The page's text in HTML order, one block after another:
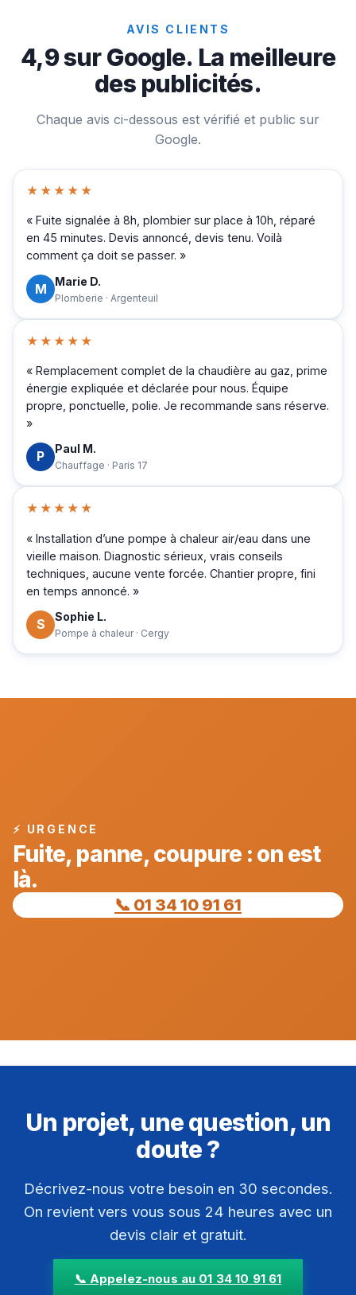
AVIS CLIENTS
4,9 sur Google. La meilleure
des publicités.
Chaque avis ci-dessous est vérifié et public sur
Google.
★★★★★
« Fuite signalée à 8h, plombier sur place à 10h, réparé
en 45 minutes. Devis annoncé, devis tenu. Voilà
comment ça doit se passer. »
M Marie D.
Plomberie · Argenteuil
★★★★★
« Remplacement complet de la chaudière au gaz, prime
énergie expliquée et déclarée pour nous. Équipe
propre, ponctuelle, polie. Je recommande sans réserve.
»
P Paul M.
Chauffage · Paris 17
★★★★★
« Installation d’une pompe à chaleur air/eau dans une
vieille maison. Diagnostic sérieux, vrais conseils
techniques, aucune vente forcée. Chantier propre, fini
en temps annoncé. »
S Sophie L.
Pompe à chaleur · Cergy
⚡ URGENCE
Fuite, panne, coupure : on est
là.
📞 01 34 10 91 61
Un projet, une question, un
doute ?
Décrivez-nous votre besoin en 30 secondes.
On revient vers vous sous 24 heures avec un
devis clair et gratuit.
📞 Appelez-nous au 01 34 10 91 61